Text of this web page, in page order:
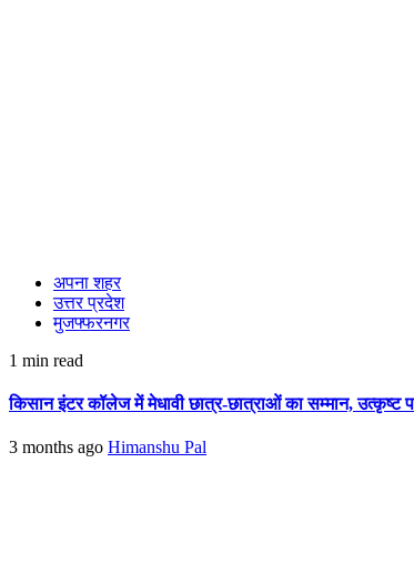
अपना शहर
उत्तर प्रदेश
मुजफ्फरनगर
1 min read
किसान इंटर कॉलेज में मेधावी छात्र-छात्राओं का सम्मान, उत्कृष्ट
3 months ago Himanshu Pal